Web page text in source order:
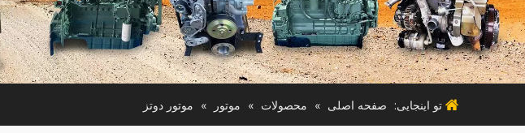
موتور استفاده شده
ماشین آلات مورد استفاده
Deutsch
Português
Español
Pусский
Français
English
تو اینجایی: صفحه اصلی » محصولات » موتور » موتور دوتز